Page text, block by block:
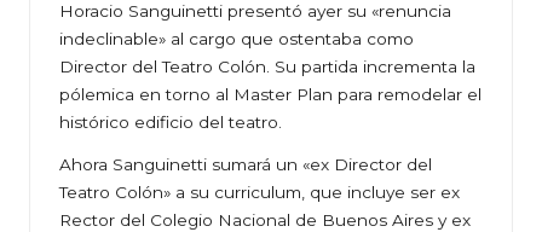
Horacio Sanguinetti presentó ayer su «renuncia
indeclinable» al cargo que ostentaba como
Director del Teatro Colón. Su partida incrementa la
pólemica en torno al Master Plan para remodelar el
histórico edificio del teatro.
Ahora Sanguinetti sumará un «ex Director del
Teatro Colón» a su curriculum, que incluye ser ex
Rector del Colegio Nacional de Buenos Aires y ex